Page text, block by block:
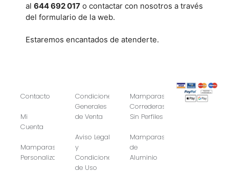
al 644 692 017 o contactar con nosotros a través
del formulario de la web.
Estaremos encantados de atenderte.
Contacto
Mi
Cuenta
Mamparas
Personalizadas
Condiciones
Generales
de Venta
Aviso Legal
y
Condiciones
de Uso
Mamparas
Correderas
Sin Perfiles
Mamparas
de
Aluminio